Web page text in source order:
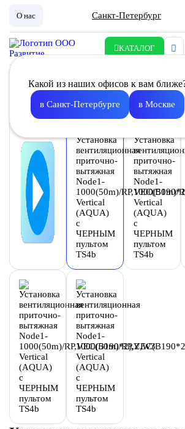
О нас Санкт-Петербург
КАТАЛОГ
Какой из наших офисов к вам
в Санкт-Петербурге в Москве